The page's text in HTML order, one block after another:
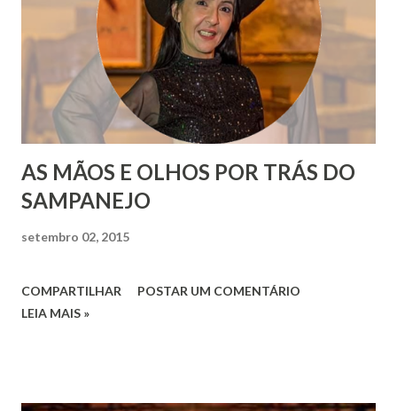
AS MÃOS E OLHOS POR TRÁS DO
SAMPANEJO
setembro 02, 2015
COMPARTILHAR
POSTAR UM COMENTÁRIO
LEIA MAIS »